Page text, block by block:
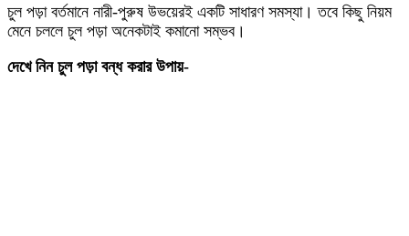
চুল পড়া বর্তমানে নারী-পুরুষ উভয়েরই একটি সাধারণ সমস্যা। তবে কিছু নিয়ম
মেনে চললে চুল পড়া অনেকটাই কমানো সম্ভব।
দেখে নিন চুল পড়া বন্ধ করার উপায়-